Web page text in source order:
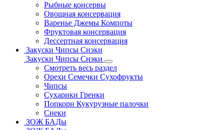
Рыбные консервы
Овощная консервация
Варенье Джемы Компоты
Фруктовая консервация
Дессертная консервация
Закуски Чипсы Снэки
Закуски Чипсы Снэки
Смотреть весь раздел
Орехи Семечки Сухофрукты
Чипсы
Сухарики Гренки
Попкорн Кукурузные палочки
Снеки
ЗОЖ БАДы